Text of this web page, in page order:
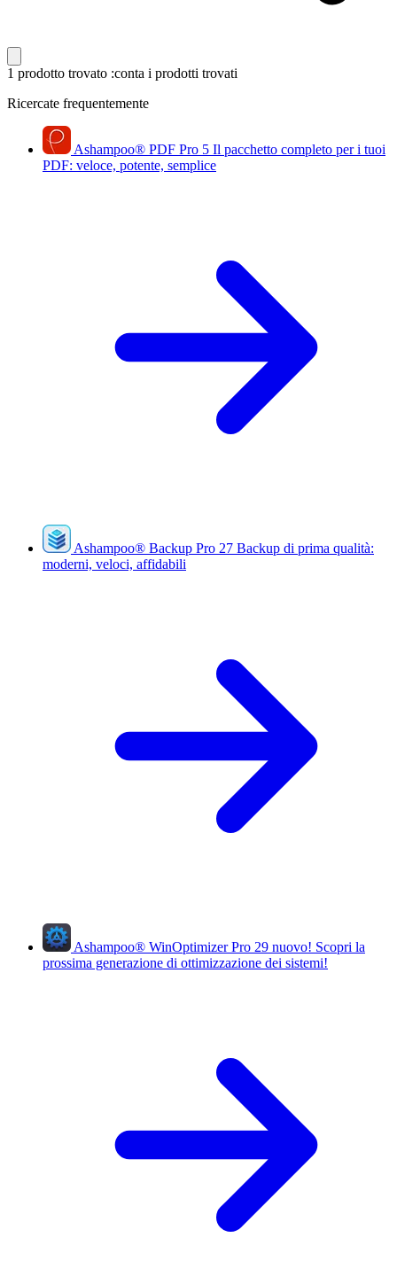
1 prodotto trovato :conta i prodotti trovati
Ricercate frequentemente
Ashampoo® PDF Pro 5 Il pacchetto completo per i tuoi
PDF: veloce, potente, semplice
Ashampoo® Backup Pro 27 Backup di prima qualità:
moderni, veloci, affidabili
Ashampoo® WinOptimizer Pro 29 nuovo! Scopri la
prossima generazione di ottimizzazione dei sistemi!